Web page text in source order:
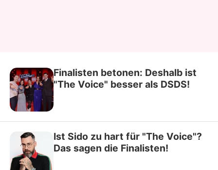
Finalisten betonen: Deshalb ist
"The Voice" besser als DSDS!
Ist Sido zu hart für "The Voice"?
Das sagen die Finalisten!